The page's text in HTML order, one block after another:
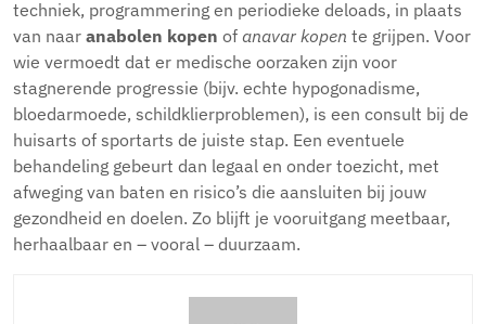
techniek, programmering en periodieke deloads, in plaats
van naar anabolen kopen of anavar kopen te grijpen. Voor
wie vermoedt dat er medische oorzaken zijn voor
stagnerende progressie (bijv. echte hypogonadisme,
bloedarmoede, schildklierproblemen), is een consult bij de
huisarts of sportarts de juiste stap. Een eventuele
behandeling gebeurt dan legaal en onder toezicht, met
afweging van baten en risico’s die aansluiten bij jouw
gezondheid en doelen. Zo blijft je vooruitgang meetbaar,
herhaalbaar en – vooral – duurzaam.